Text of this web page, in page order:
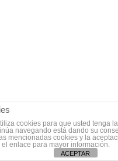
cookies para que usted tenga
navegando está dando su
mencionadas cookies y la
el enlace para mayor información.
ACEPTAR